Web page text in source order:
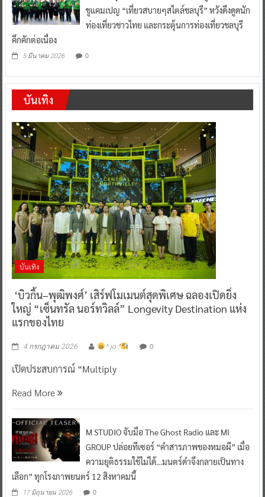
ชูแคมเปญ “เที่ยวสบายๆสไตล์ชลบุรี” หวังดึงดูดนัก
ท่องเที่ยวชาวไทย และกระตุ้นการท่องเที่ยวชลบุรี
คึกคักต่อเนื่อง
5 มีนาคม 2026 0
บันเทิง
บันเทิง
‘บิวกิ้น–พุฒิพงศ์’ เสิร์ฟโมเมนต์สุดพิเศษ ฉลองเปิดยิ่ง
ใหญ่ “เซ็นทรัล นอร์ทวิลล์” Longevity Destination แห่ง
แรกของไทย
4 กรกฎาคม 2026 ^ jo ^ 0
เปิดประสบการณ์ “Multiply
Read More
M STUDIO จับมือ The Ghost Radio และ MI
GROUP ปล่อยทีเซอร์ “คำสารภาพของหมอผี” เมื่อ
ความยุติธรรมใช้ไม่ได้…มนตร์ดำจึงกลายเป็นทาง
เลือก” ทุกโรงภาพยนตร์ 12 สิงหาคมนี้
17 มิถุนายน 2026 0